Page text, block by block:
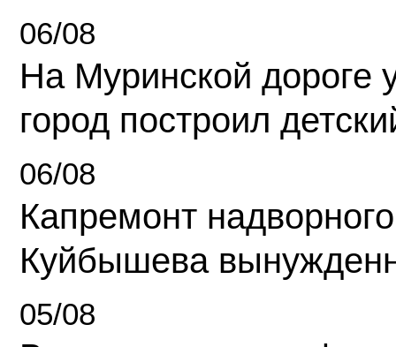
06/08
На Муринской дороге
город построил
06/08
Капремонт
Куйбышева
05/08